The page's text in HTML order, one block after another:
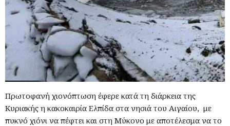
Πρωτοφανή χιονόπτωση έφερε κατά τη διάρκεια της
Κυριακής η κακοκαιρία Ελπίδα στα νησιά του Αιγαίου, με
πυκνό χιόνι να πέφτει και στη Μύκονο με αποτέλεσμα να το